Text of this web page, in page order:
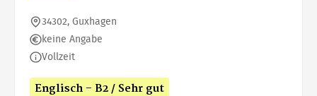
34302, Guxhagen
keine Angabe
Vollzeit
Englisch - B2 / Sehr gut